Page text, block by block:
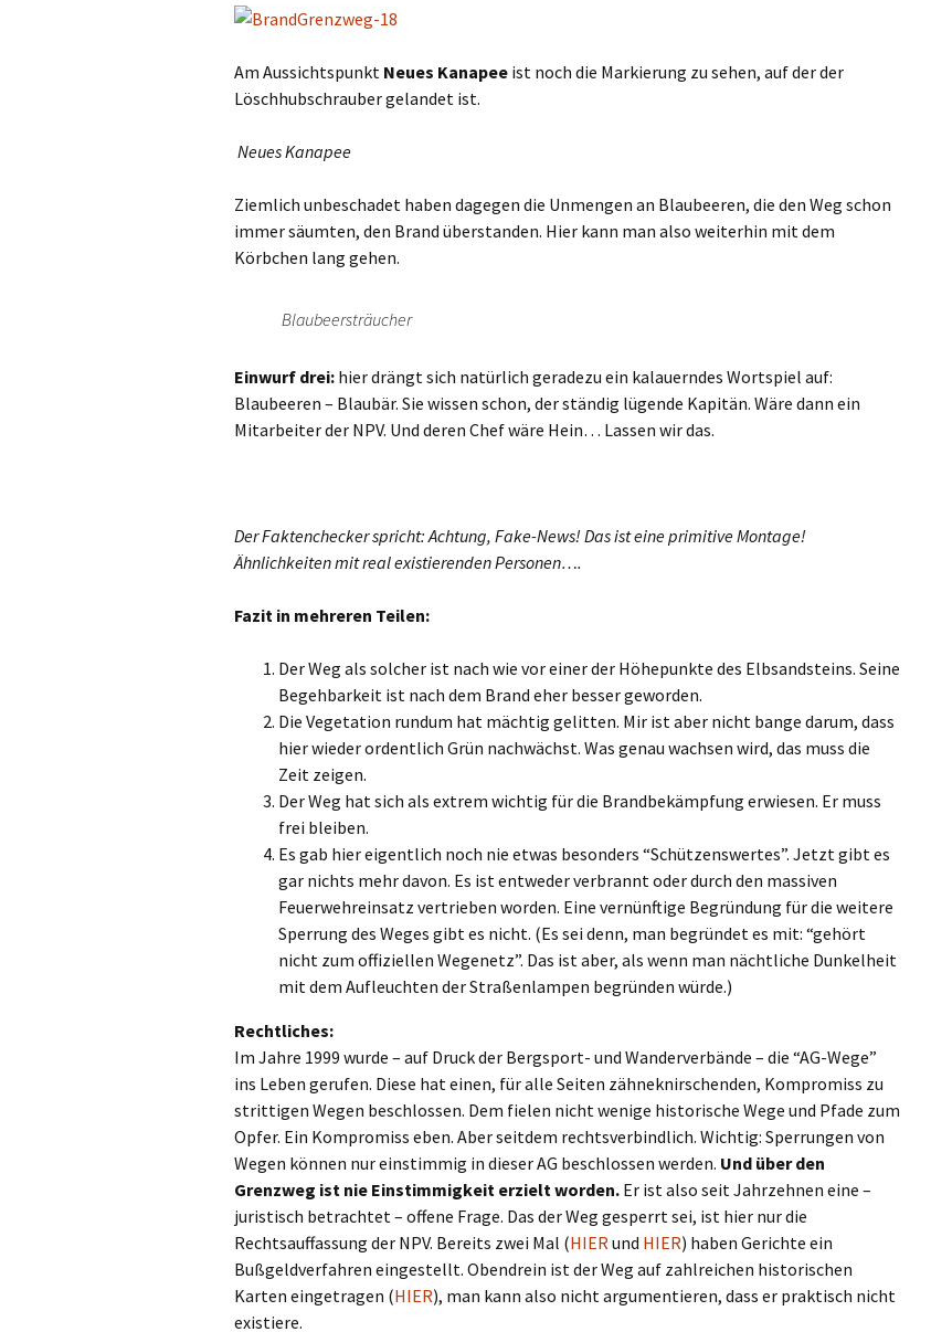
Am Aussichtspunkt Neues Kanapee ist noch die Markierung zu sehen, auf der der
Löschhubschrauber gelandet ist.
Neues Kanapee
Ziemlich unbeschadet haben dagegen die Unmengen an Blaubeeren, die den Weg schon
immer säumten, den Brand überstanden. Hier kann man also weiterhin mit dem
Körbchen lang gehen.
Blaubeersträucher
Einwurf drei: hier drängt sich natürlich geradezu ein kalauerndes Wortspiel auf:
Blaubeeren – Blaubär. Sie wissen schon, der ständig lügende Kapitän. Wäre dann ein
Mitarbeiter der NPV. Und deren Chef wäre Hein… Lassen wir das.
Der Faktenchecker spricht: Achtung, Fake-News! Das ist eine primitive Montage!
Ähnlichkeiten mit real existierenden Personen….
Fazit in mehreren Teilen:
Der Weg als solcher ist nach wie vor einer der Höhepunkte des Elbsandsteins. Seine
Begehbarkeit ist nach dem Brand eher besser geworden.
Die Vegetation rundum hat mächtig gelitten. Mir ist aber nicht bange darum, dass
hier wieder ordentlich Grün nachwächst. Was genau wachsen wird, das muss die
Zeit zeigen.
Der Weg hat sich als extrem wichtig für die Brandbekämpfung erwiesen. Er muss
frei bleiben.
Es gab hier eigentlich noch nie etwas besonders “Schützenswertes”. Jetzt gibt es
gar nichts mehr davon. Es ist entweder verbrannt oder durch den massiven
Feuerwehreinsatz vertrieben worden. Eine vernünftige Begründung für die weitere
Sperrung des Weges gibt es nicht. (Es sei denn, man begründet es mit: “gehört
nicht zum offiziellen Wegenetz”. Das ist aber, als wenn man nächtliche Dunkelheit
mit dem Aufleuchten der Straßenlampen begründen würde.)
Rechtliches:
Im Jahre 1999 wurde – auf Druck der Bergsport- und Wanderverbände – die “AG-Wege”
ins Leben gerufen. Diese hat einen, für alle Seiten zähneknirschenden, Kompromiss zu
strittigen Wegen beschlossen. Dem fielen nicht wenige historische Wege und Pfade zum
Opfer. Ein Kompromiss eben. Aber seitdem rechtsverbindlich. Wichtig: Sperrungen von
Wegen können nur einstimmig in dieser AG beschlossen werden. Und über den
Grenzweg ist nie Einstimmigkeit erzielt worden. Er ist also seit Jahrzehnen eine –
juristisch betrachtet – offene Frage. Das der Weg gesperrt sei, ist hier nur die
Rechtsauffassung der NPV. Bereits zwei Mal (HIERund HIER) haben Gerichte ein
Bußgeldverfahren eingestellt. Obendrein ist der Weg auf zahlreichen historischen
Karten eingetragen (HIER), man kann also nicht argumentieren, dass er praktisch nicht
existiere.